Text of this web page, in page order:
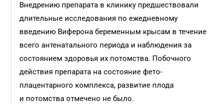
Внедрению препарата в клинику предшествовали
длительные исследования по ежедневному
введению Виферона беременным крысам в течение
всего антенатального периода и наблюдения за
состоянием здоровья их потомства. Побочного
действия препарата на состояние фето-
плацентарного комплекса, раз­витие плода
и потомства отмечено не было.